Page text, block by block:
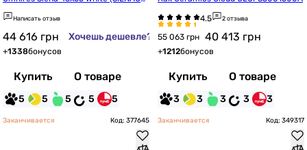
BP)
Написать отзыв
44 616 грн Хочешь дешевле?
+1338бонусов
Купить О товаре
5 5 5 5 5
2 отзыва
55 063 грн 40 413 грн
+1212бонусов
Купить О товаре
3 3 3 3 3
Заканчивается Код: 377645 Заканчивается Код: 349317